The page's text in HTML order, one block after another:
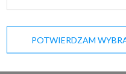
POTWIERDZAM